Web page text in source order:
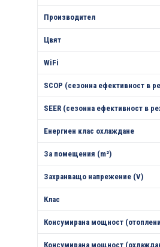
Производител
Цвят
WiFi
SCOP (сезонна ефективност в
SEER (сезонна ефективност в
Енергиен клас охлаждане
За помещения (m²)
Захранващо напрежение (V)
Клас
Консумирана мощност
Консумирана мощност